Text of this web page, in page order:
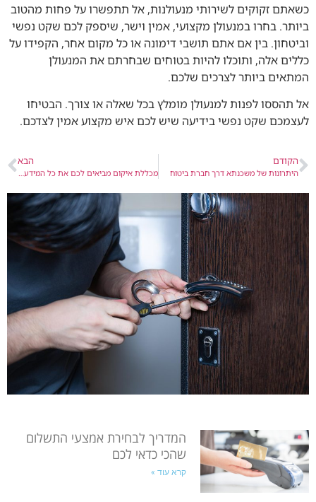
כשאתם זקוקים לשירותי מנעולנות, אל תתפשרו על פחות מהטוב
ביותר. בחרו במנעולן מקצועי, אמין וישר, שיספק לכם שקט נפשי
וביטחון. בין אם אתם תושבי דימונה או כל מקום אחר, הקפידו על
כללים אלה, ותוכלו להיות בטוחים שבחרתם את המנעולן
המתאים ביותר לצרכים שלכם.
אל תהססו לפנות למנעולן מומלץ בכל שאלה או צורך. הבטיחו
לעצמכם שקט נפשי בידיעה שיש לכם איש מקצוע אמין לצדכם.
הקודם
היתרונות של משכנתא דרך חברת ביטוח
הבא
המדריך לבחירת אמצעי התשלום
שהכי כדאי לכם
קרא עוד »